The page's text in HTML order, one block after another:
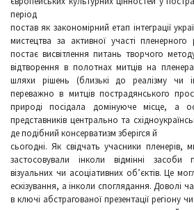
період
постав як закономірний етап інтеграції
мистецтва за активної участі
постає висвітлення питань творчого
відтворення в полотнах митців на
шляхи рішень (близькі до реалізму чи
переважно в митців пострадянського
природі посідала домінуюче місце, а
представників центрально та
де подібний консерватизм зберігся й
сьогодні. Як свідчать учасники пленерів,
застосовували інколи відмінні засоби
візуальних чи асоціативних об’єктів. Це
ескізування, а інколи споглядання. Доволі
в ключі абстрагованої презентації регіону